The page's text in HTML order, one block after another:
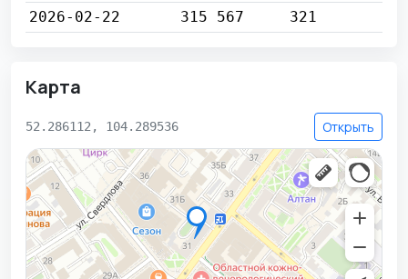
2026-02-22
315 567 321
Карта
52.286112, 104.289536 Открыть